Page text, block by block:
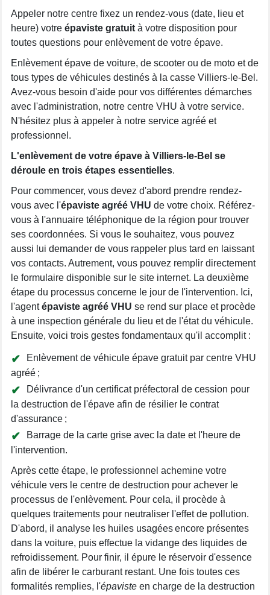
Appeler notre centre fixez un rendez-vous (date, lieu et
heure) votre épaviste gratuit à votre disposition pour
toutes questions pour enlèvement de votre épave.
Enlèvement épave de voiture, de scooter ou de moto et de
tous types de véhicules destinés à la casse Villiers-le-Bel.
Avez-vous besoin d'aide pour vos différentes démarches
avec l'administration, notre centre VHU à votre service.
N'hésitez plus à appeler à notre service agréé et
professionnel.
L'enlèvement de votre épave à Villiers-le-Bel se
déroule en trois étapes essentielles.
Pour commencer, vous devez d'abord prendre rendez-
vous avec l'épaviste agréé VHU de votre choix. Référez-
vous à l'annuaire téléphonique de la région pour trouver
ses coordonnées. Si vous le souhaitez, vous pouvez
aussi lui demander de vous rappeler plus tard en laissant
vos contacts. Autrement, vous pouvez remplir directement
le formulaire disponible sur le site internet. La deuxième
étape du processus concerne le jour de l'intervention. Ici,
l'agentépaviste agréé VHU se rend sur place et procède
à une inspection générale du lieu et de l'état du véhicule.
Ensuite, voici trois gestes fondamentaux qu'il accomplit :
Enlèvement de véhicule épave gratuit par centre VHU
agréé ;
Délivrance d'un certificat préfectoral de cession pour
la destruction de l'épave afin de résilier le contrat
d'assurance ;
Barrage de la carte grise avec la date et l'heure de
l'intervention.
Après cette étape, le professionnel achemine votre
véhicule vers le centre de destruction pour achever le
processus de l'enlèvement. Pour cela, il procède à
quelques traitements pour neutraliser l'effet de pollution.
D'abord, il analyse les huiles usagées encore présentes
dans la voiture, puis effectue la vidange des liquides de
refroidissement. Pour finir, il épure le réservoir d'essence
afin de libérer le carburant restant. Une fois toutes ces
formalités remplies, l'épaviste en charge de la destruction